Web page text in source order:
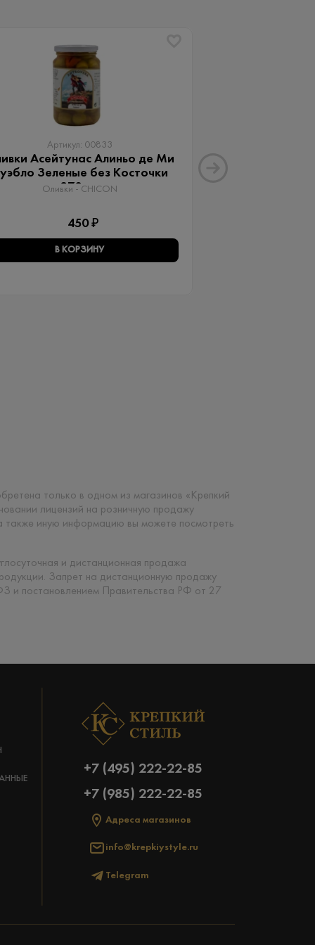
Артикул: 00833
Асейтунас Алиньо де Ми
Зеленые без Косточки
370 мл
Оливки - CHICON
450 ₽
В КОРЗИНУ
только в одном из магазинов «Крепкий
лицензий на розничную продажу
также иную информацию вы можете посмотреть
и дистанционная продажа
Запрет на дистанционную продажу
и постановлением Правительства РФ от 27
+7 (495) 222-22-85
+7 (985) 222-22-85
Адреса магазинов
info@krepkiystyle.ru
Telegram